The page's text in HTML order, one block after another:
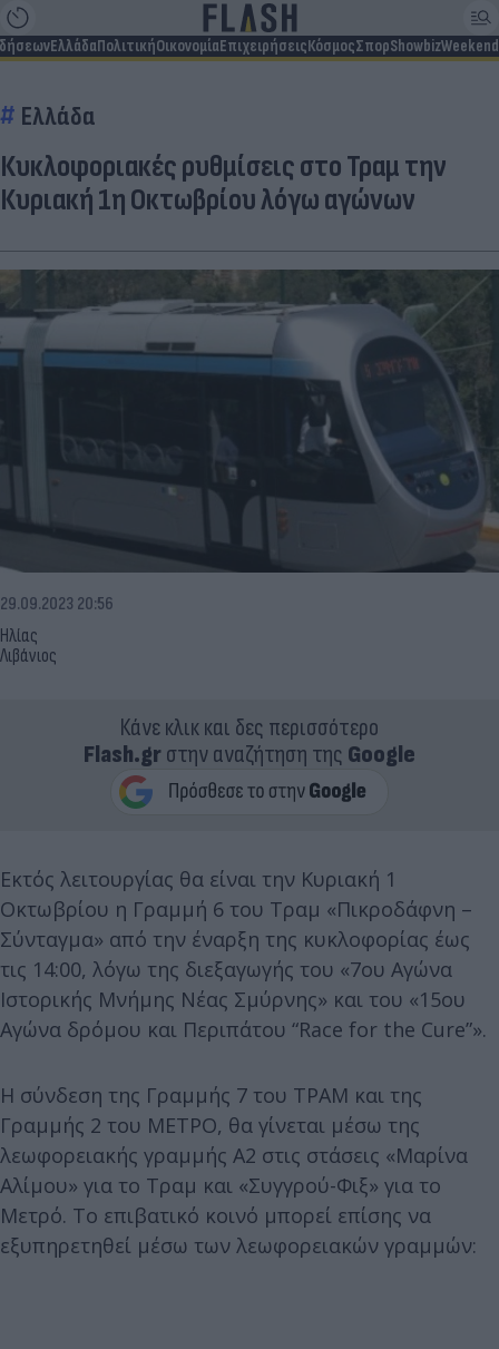
ΕλλάδαΠολιτικήΟικονομίαΕπιχειρήσειςΚόσμοςΣπορShowbizWeekend
Ελλάδα
Κυκλοφοριακές ρυθμίσεις στο Τραμ την
Κυριακή 1η Οκτωβρίου λόγω αγώνων
Ηλίας
Λιβάνιος
29.09.2023 20:56
Κάνε κλικ και δες περισσότερο
Flash.grστην αναζήτηση της Google
Εκτός λειτουργίας θα είναι την Κυριακή 1
Οκτωβρίου η Γραμμή 6 του Τραμ «Πικροδάφνη –
Σύνταγμα» από την έναρξη της κυκλοφορίας έως
τις 14:00, λόγω της διεξαγωγής του «7ου Αγώνα
Ιστορικής Μνήμης Νέας Σμύρνης» και του «15ου
Αγώνα δρόμου και Περιπάτου “Race for the Cure”».
Η σύνδεση της Γραμμής 7 του ΤΡΑΜ και της
Γραμμής 2 του ΜΕΤΡΟ, θα γίνεται μέσω της
λεωφορειακής γραμμής Α2 στις στάσεις «Μαρίνα
Αλίμου» για το Τραμ και «Συγγρού-Φιξ» για το
Μετρό. Το επιβατικό κοινό μπορεί επίσης να
εξυπηρετηθεί μέσω των λεωφορειακών γραμμών: